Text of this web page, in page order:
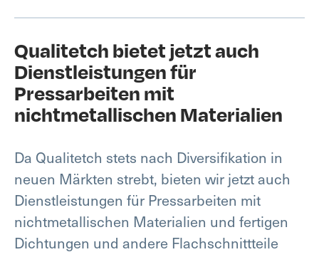
Qualitetch bietet jetzt auch
Dienstleistungen für
Pressarbeiten mit
nichtmetallischen Materialien
Da Qualitetch stets nach Diversifikation in
neuen Märkten strebt, bieten wir jetzt auch
Dienstleistungen für Pressarbeiten mit
nichtmetallischen Materialien und fertigen
Dichtungen und andere Flachschnittteile